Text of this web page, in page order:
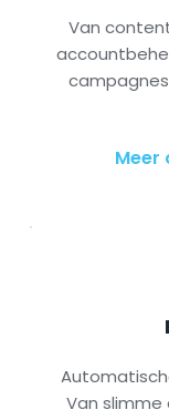
Van
Meer
Van